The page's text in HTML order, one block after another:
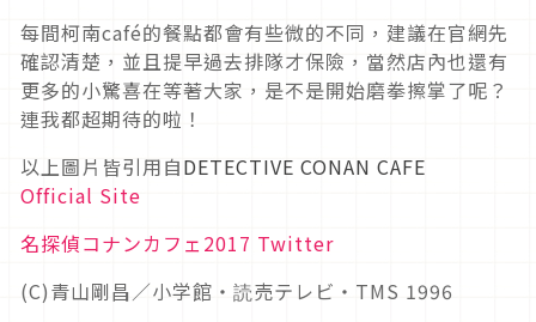
每間柯南café的餐點都會有些微的不同，建議在官網先
確認清楚，並且提早過去排隊才保險，當然店內也還有
更多的小驚喜在等著大家，是不是開始磨拳擦掌了呢？
連我都超期待的啦！
以上圖片皆引用自DETECTIVE CONAN CAFE
Official Site
名探偵コナンカフェ2017 Twitter
(C)青山剛昌／小学館・読売テレビ・TMS 1996